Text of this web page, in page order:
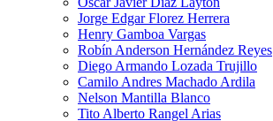
Jorge Edgar Florez Herrera
Henry Gamboa Vargas
Robín Anderson Hernández Reyes
Diego Armando Lozada Trujillo
Camilo Andres Machado Ardila
Nelson Mantilla Blanco
Tito Alberto Rangel Arias